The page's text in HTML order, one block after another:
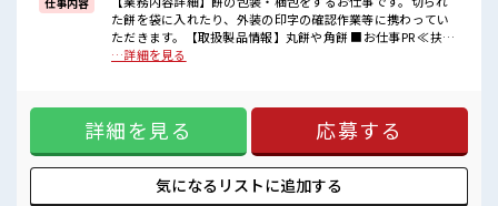
高時給だらけの派遣のお仕事です！
■職場の雰囲気
扶養控除内を希望の方にオススメ！
主婦主夫さんなど、
同じ境遇の方も多数活躍中！
た餅を袋に入れたり、外装の印字の確認作業等に携わってい
ただきます。【取扱製品情報】丸餅や角餅 ■お仕事PR ≪扶養
範囲内で働く≫ 扶養内OKなので、 主婦&主夫さんも気軽にご
される方にオススメ。 残業は月20時間以上あります♪ ≪完全
週休二日制≫ 週末は家族や友人と一緒にプライベート満喫！
≪動きやすい制服アリ≫ 制服があるので、 毎日の服装の悩み
解消♪ ≪収入アップを目指せる≫ 高時給だらけの派遣のお仕
事です！ ■職場の雰囲気 女性も活躍しやすい雰囲気の職場で
す！ 休憩室完備でランチや休憩も充実しそう♪ 扶養控除内を
…詳細を見る
詳細を見る 応募する
気になるリストに追加する